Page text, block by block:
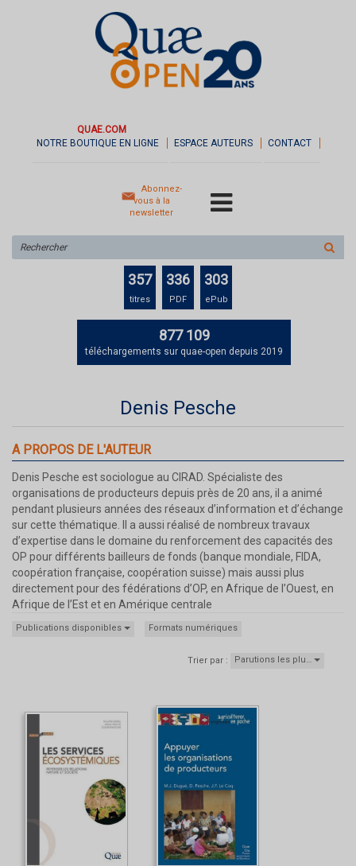
QUAE.COM
NOTRE BOUTIQUE EN LIGNE
ESPACE AUTEURS CONTACT
Abonnez-
vous à la
newsletter
sur
le
357
titres
336
PDF
303
ePub
877 109
téléchargements sur quae-open depuis 2019
Denis Pesche
A PROPOS DE L'AUTEUR
Denis Pesche est sociologue au CIRAD. Spécialiste des
organisations de producteurs depuis près de 20 ans, il a animé
pendant plusieurs années des réseaux d’information et d’échange
sur cette thématique. Il a aussi réalisé de nombreux travaux
d’expertise dans le domaine du renforcement des capacités des
OP pour différents bailleurs de fonds (banque mondiale, FIDA,
coopération française, coopération suisse) mais aussi plus
directement pour des fédérations d’OP, en Afrique de l’Ouest, en
Afrique de l’Est et en Amérique centrale
Publications disponibles Formats numériques
Trier par : Parutions les plu…